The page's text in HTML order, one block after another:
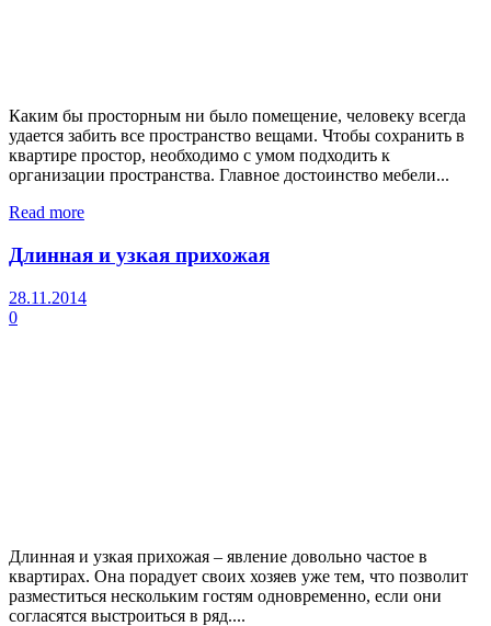
Каким бы просторным ни было помещение, человеку всегда
удается забить все пространство вещами. Чтобы сохранить в
квартире простор, необходимо с умом подходить к
организации пространства. Главное достоинство мебели...
Read more
Длинная и узкая прихожая
28.11.2014
0
Длинная и узкая прихожая – явление довольно частое в
квартирах. Она порадует своих хозяев уже тем, что позволит
разместиться нескольким гостям одновременно, если они
согласятся выстроиться в ряд....